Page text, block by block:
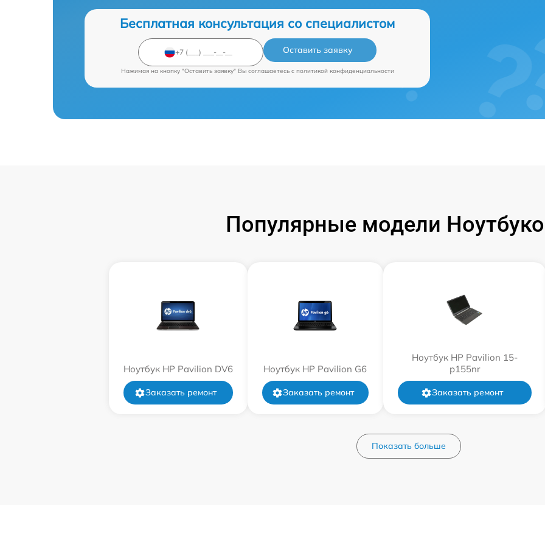
Бесплатная консультация со специалистом
Оставить заявку
Нажимая на кнопку "Оставить заявку" Вы соглашаетесь c политикой конфиденциальности
Популярные модели
Ноутбук HP Pavilion DV6
Заказать ремонт
Ноутбук HP Pavilion G6
Заказать ремонт
Ноутбук HP Pavilion 15-
p155nr
Заказать ремонт
Показать больше